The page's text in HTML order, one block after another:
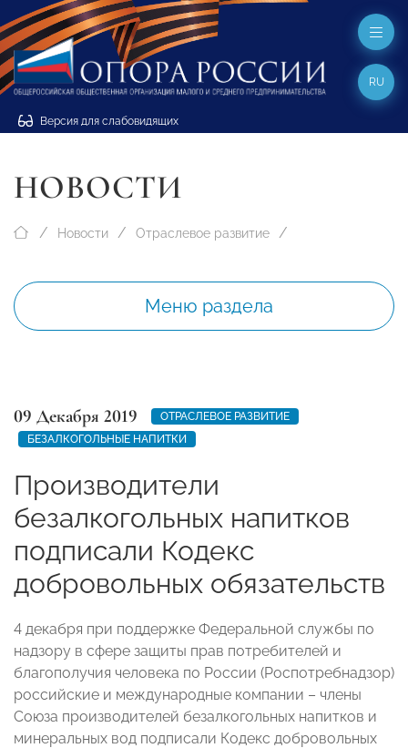
Версия для слабовидящих
RU
НОВОСТИ
Новости Отраслевое развитие
Меню раздела
09 Декабря 2019
ОТРАСЛЕВОЕ РАЗВИТИЕ
БЕЗАЛКОГОЛЬНЫЕ НАПИТКИ
Производители
безалкогольных напитков
подписали Кодекс
добровольных обязательств
4 декабря при поддержке Федеральной службы по
надзору в сфере защиты прав потребителей и
благополучия человека по России (Роспотребнадзор)
российские и международные компании – члены
Союза производителей безалкогольных напитков и
минеральных вод подписали Кодекс добровольных